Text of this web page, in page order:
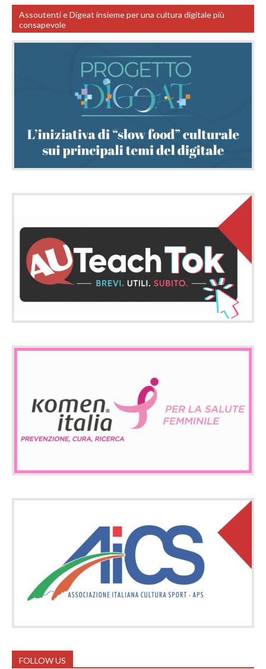
Assoutenti e Digeat insieme per una cultura digitale più
consapevole
FOLLOW US